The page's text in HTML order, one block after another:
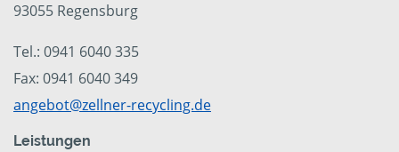
93055 Regensburg
Tel.: 0941 6040 335
Fax: 0941 6040 349
angebot@zellner-recycling.de
Leistungen